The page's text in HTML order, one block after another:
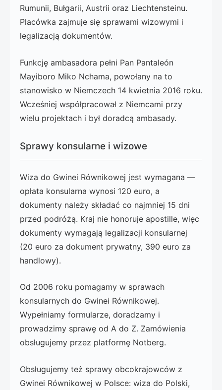
Rumunii, Bułgarii, Austrii oraz Liechtensteinu.
Placówka zajmuje się sprawami wizowymi i
legalizacją dokumentów.
Funkcję ambasadora pełni Pan Pantaleón
Mayiboro Miko Nchama, powołany na to
stanowisko w Niemczech 14 kwietnia 2016 roku.
Wcześniej współpracował z Niemcami przy
wielu projektach i był doradcą ambasady.
Sprawy konsularne i wizowe
Wiza do Gwinei Równikowej jest wymagana —
opłata konsularna wynosi 120 euro, a
dokumenty należy składać co najmniej 15 dni
przed podróżą. Kraj nie honoruje apostille, więc
dokumenty wymagają legalizacji konsularnej
(20 euro za dokument prywatny, 390 euro za
handlowy).
Od 2006 roku pomagamy w sprawach
konsularnych do Gwinei Równikowej.
Wypełniamy formularze, doradzamy i
prowadzimy sprawę od A do Z. Zamówienia
obsługujemy przez platformę Notberg.
Obsługujemy też sprawy obcokrajowców z
Gwinei Równikowej w Polsce: wiza do Polski,